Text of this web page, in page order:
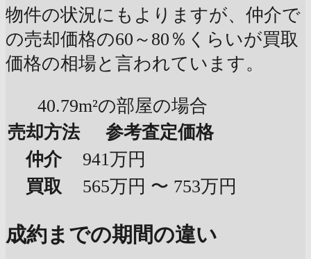
物件の状況にもよりますが、仲介で
の売却価格の60～80％くらいが買取
価格の相場と言われています。
40.79m²の部屋の場合
売却方法
参考査定価格
仲介
941万円
買取
565万円 〜 753万円
成約までの期間の違い